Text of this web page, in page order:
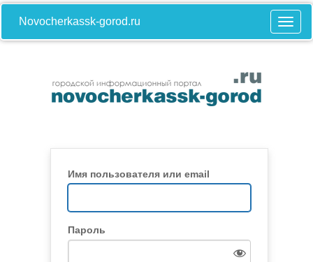
Novocherkassk-gorod.ru
Имя пользователя или email
Пароль